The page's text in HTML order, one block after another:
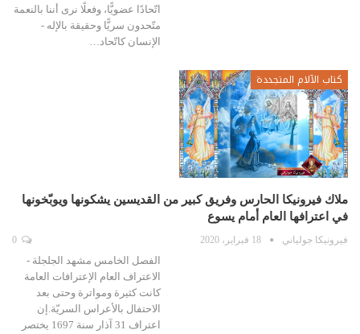
اتّحادًا عضويًّا، وفعلًا نرى أننا بالنعمة
متّحدون سريًّا وحقيقة بالإله -
الإنسان كاتّحاد…
كتاب الآلام المتجددة
ملاك فيرونيكا الحارس وفريق كبير من القديسين يشكونها ويوبّخونها
في اعترافها العام أمام يسوع
فيرونيكا جولياني 18 فبراير، 2020
الفصل الخامس مشهد الجلجلة -
الاعتراف العام الإعترافات العامة
كانت كثيرة ومواترة وحتى بعد
الاحتفال بالأعراس السريّة.إن
اعتراف 31 آذار سنة 1697 يختصر